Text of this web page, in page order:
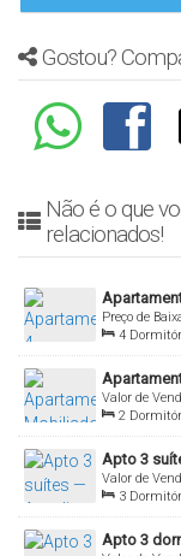
Gostou?
Não é o que
relacionados!
Itapema —
Preço de
Meia Praia,
4
Sala(s) , 1
Carvão -
Valor de
Itapema,
2
Sala(s) , 2
Apto 3
Valor de
Catarina,
3
Suíte(s) , 1
Apto 3